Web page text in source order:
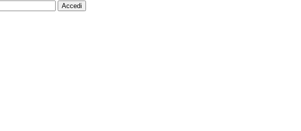
Accedi